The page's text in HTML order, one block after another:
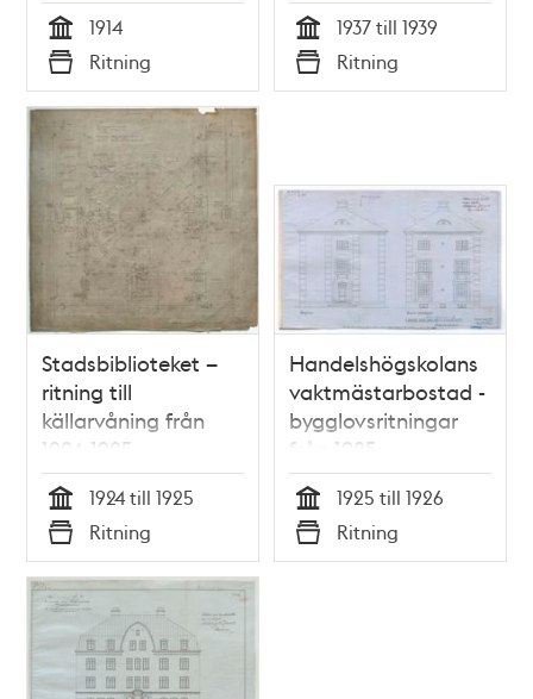
barn
Tid
1914
Typ
Ritning Tid
1937 till 1939
Typ
Ritning
Stadsbiblioteket –
ritning till
källarvåning från
1924-1925
Tid
1924 till 1925
Typ
Ritning
Handelshögskolans
vaktmästarbostad -
bygglovsritningar
från 1925
Tid
1925 till 1926
Typ
Ritning